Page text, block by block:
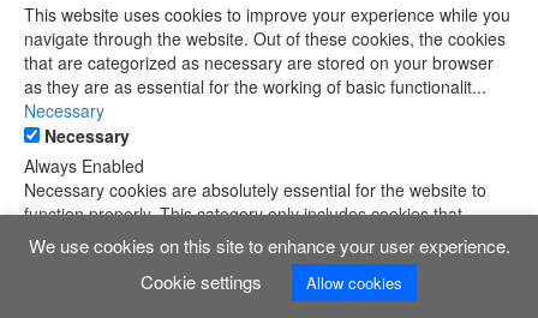
We use cookies on this site to enhance your user experience.
Cookie settings
Allow cookies
This website uses cookies to improve your experience while you
navigate through the website. Out of these cookies, the cookies
that are categorized as necessary are stored on your browser
as they are as essential for the working of basic functionalit...
Necessary
Necessary
Always Enabled
Necessary cookies are absolutely essential for the website to
function properly. This category only includes cookies that
ensures basic functionalities and security features of the
website. These cookies do not store any personal information.
SAVE & ACCEPT